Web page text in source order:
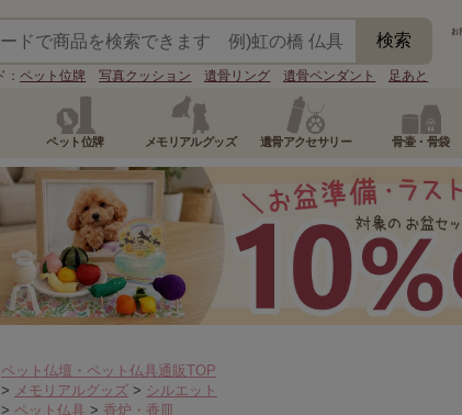
：ペット位牌 写真クッション 遺骨リング 遺骨ペンダント 足あと
ペット位牌 メモリアルグッズ 遺骨アクセサリー 骨壷・骨袋
ペット仏壇・ペット仏具通販TOP
> メモリアルグッズ > シルエット
> ペット仏具 > 香炉・香皿